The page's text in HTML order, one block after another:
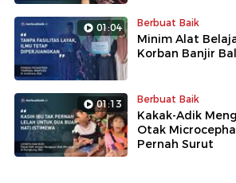
01:04 Berbuat Baik
Minim Alat
Korban Banjir
01:13 Berbuat Baik
Kakak-Adik
Otak
Pernah Surut